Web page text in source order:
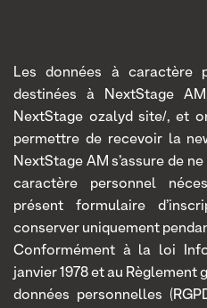
Les données à caractère
destinées à NextStage
NextStage ozalyd site/, et
permettre de recevoir la
NextStage AM s’assure de
caractère personnel
présent formulaire
conserver uniquement
Conformément à la loi
janvier 1978 et au
données personnelles